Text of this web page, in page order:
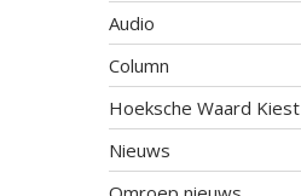
Audio
Column
Hoeksche Waard Kiest
Nieuws